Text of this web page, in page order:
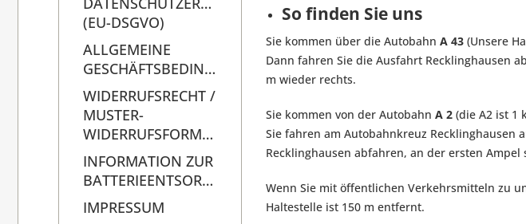
(EU-DSGVO)
ALLGEMEINE
GESCHÄFTSBEDINGUNGEN
WIDERRUFSRECHT /
MUSTER-
WIDERRUFSFORMULAR
INFORMATION ZUR
BATTERIEENTSORGUNG
IMPRESSUM
So finden Sie uns
Sie kommen über die Autobahn A 43 (Unsere
Dann fahren Sie die Ausfahrt Recklinghausen
m wieder rechts.
Sie kommen von der Autobahn A 2 (die A2 ist 1
Sie fahren am Autobahnkreuz Recklinghausen
Recklinghausen abfahren, an der ersten
Wenn Sie mit öffentlichen Verkehrsmitteln zu
Haltestelle ist 150 m entfernt.